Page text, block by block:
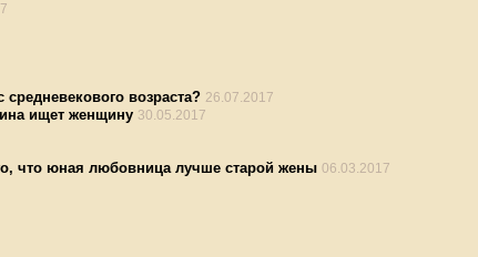
средневекового возраста? 26.07.2017
ищет женщину 30.05.2017
что юная любовница лучше старой жены 06.03.2017